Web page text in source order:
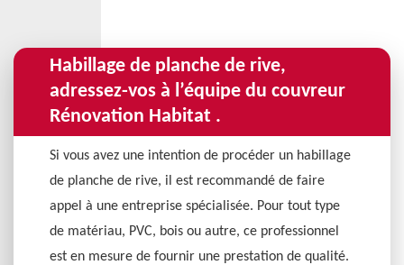
Habillage de planche de rive,
adressez-vos à l’équipe du couvreur
Rénovation Habitat .
Si vous avez une intention de procéder un habillage
de planche de rive, il est recommandé de faire
appel à une entreprise spécialisée. Pour tout type
de matériau, PVC, bois ou autre, ce professionnel
est en mesure de fournir une prestation de qualité.